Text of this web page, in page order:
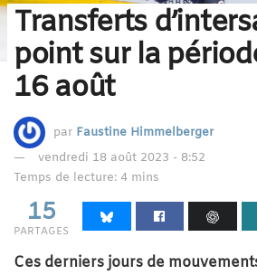
Transferts
point sur la
16 août
par Faustine Himmelberger
vendredi 18 août 2023 - 8:52
Temps de lecture: 4 mins
15
PARTAGES
Ces derniers jours de